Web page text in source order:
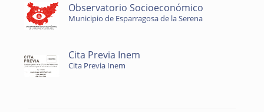
Observatorio Socioeconómico
Municipio de Esparragosa de la Serena
Cita Previa Inem
Cita Previa Inem